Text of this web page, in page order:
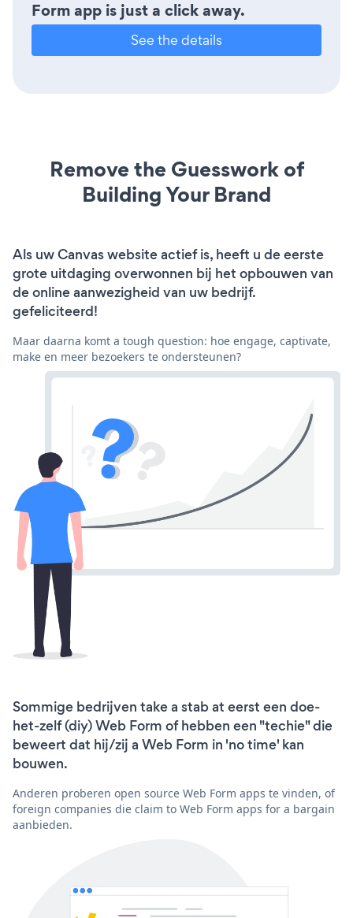
Form app is just a click away.
See the details
Remove the Guesswork of
Building Your Brand
Als uw Canvas website actief is, heeft u de eerste
grote uitdaging overwonnen bij het opbouwen van
de online aanwezigheid van uw bedrijf.
gefeliciteerd!
Maar daarna komt a tough question: hoe engage, captivate,
make en meer bezoekers te ondersteunen?
Sommige bedrijven take a stab at eerst een doe-
het-zelf (diy) Web Form of hebben een "techie" die
beweert dat hij/zij a Web Form in 'no time' kan
bouwen.
Anderen proberen open source Web Form apps te vinden, of
foreign companies die claim to Web Form apps for a bargain
aanbieden.